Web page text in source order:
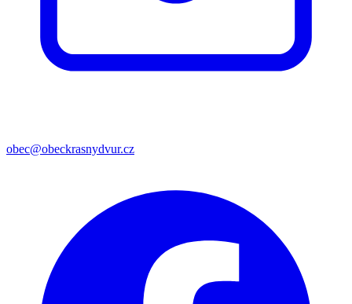
obec@obeckrasnydvur.cz